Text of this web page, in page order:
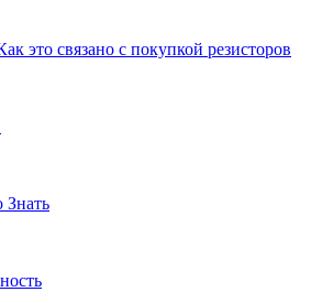
это связано с покупкой резисторов
Знать